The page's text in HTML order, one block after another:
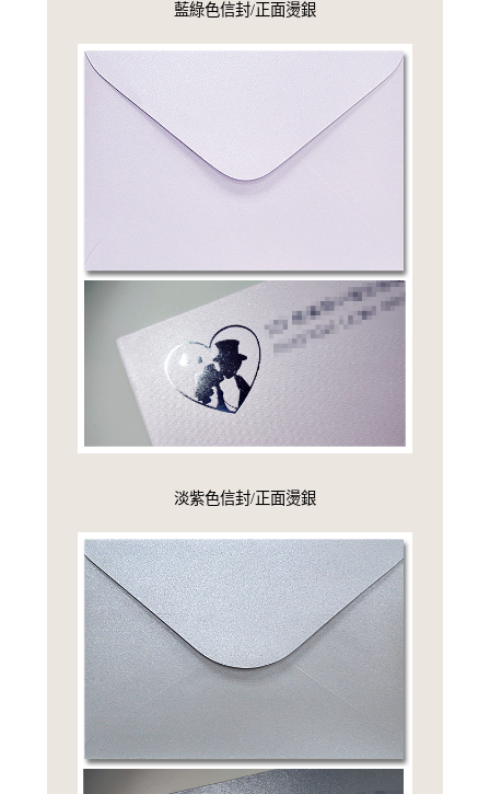
藍綠色信封/正面燙銀
淡紫色信封/正面燙銀